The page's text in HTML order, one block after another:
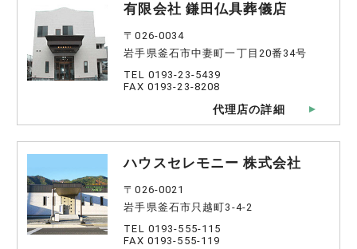
有限会社 鎌田仏具葬儀店
〒026-0034
岩手県釜石市中妻町一丁目20番34号
TEL 0193-23-5439
FAX 0193-23-8208
代理店の詳細
ハウスセレモニー 株式会社
〒026-0021
岩手県釜石市只越町3-4-2
TEL 0193-555-115
FAX 0193-555-119